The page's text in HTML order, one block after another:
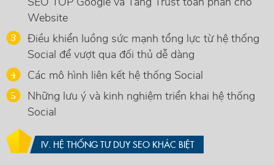
Website
Điều khiển luồng sức mạnh tổng lực từ hệ thống
Social để vượt qua đối thủ dễ dàng
Các mô hình liên kết hệ thống Social
Những lưu ý và kinh nghiệm triển khai hệ thống
Social
IV. HỆ THỐNG TƯ DUY SEO KHÁC BIỆT